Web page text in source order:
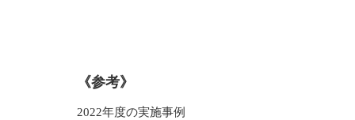
《参考》
2022年度の実施事例